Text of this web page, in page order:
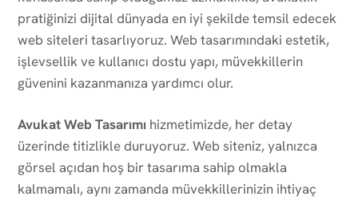
pratiğinizi dijital dünyada en iyi şekilde temsil edecek
web siteleri tasarlıyoruz. Web tasarımındaki estetik,
işlevsellik ve kullanıcı dostu yapı, müvekkillerin
güvenini kazanmanıza yardımcı olur.
Avukat Web Tasarımı hizmetimizde, her detay
üzerinde titizlikle duruyoruz. Web siteniz, yalnızca
görsel açıdan hoş bir tasarıma sahip olmakla
kalmamalı, aynı zamanda müvekkillerinizin ihtiyaç